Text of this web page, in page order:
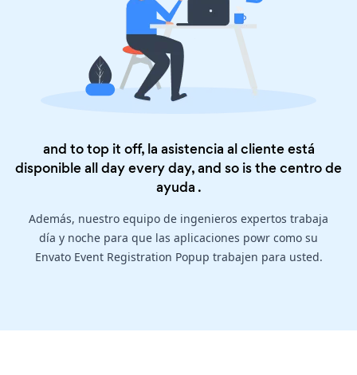
and to top it off, la asistencia al cliente está
disponible all day every day, and so is thecentro de
ayuda .
Además, nuestro equipo de ingenieros expertos trabaja
día y noche para que las aplicaciones powr como su
Envato Event Registration Popup trabajen para usted.